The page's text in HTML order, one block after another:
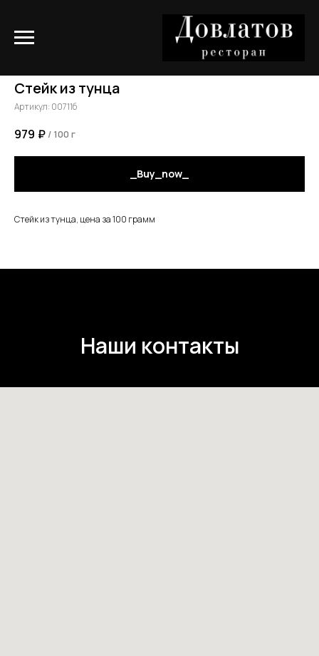
Стейк из тунца
Артикул: 00711б
979 ₽ / 100 г
_Buy_now_
Стейк из тунца, цена за 100 грамм
Наши контакты